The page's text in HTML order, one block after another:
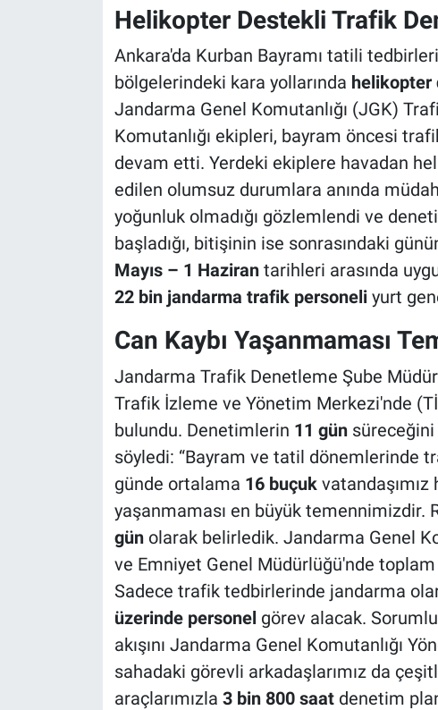
Helikopter Destekli Trafik
Ankara'da Kurban Bayramı tatili
bölgelerindeki kara yollarında helikopter
Jandarma Genel Komutanlığı (JGK)
Komutanlığı ekipleri, bayram öncesi
devam etti. Yerdeki ekiplere havadan
edilen olumsuz durumlara anında
yoğunluk olmadığı gözlemlendi ve
başladığı, bitişinin ise sonrasındaki
Mayıs – 1 Hazirantarihleri arasında
22 bin jandarma trafik personeliyurt
Can Kaybı Yaşanmaması
Jandarma Trafik Denetleme Şube
Trafik İzleme ve Yönetim Merkezi'nde
bulundu. Denetimlerin 11 günsüreceğini
söyledi: “Bayram ve tatil dönemlerinde
günde ortalama 16 buçukvatandaşımız
yaşanmaması en büyük temennimizdir.
günolarak belirledik. Jandarma Genel
ve Emniyet Genel Müdürlüğü'nde toplam
Sadece trafik tedbirlerinde jandarma
üzerinde personel görev alacak.
akışını Jandarma Genel Komutanlığı
sahadaki görevli arkadaşlarımız da
araçlarımızla 3 bin 800 saatdenetim